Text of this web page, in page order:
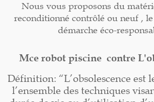
Nous vous proposons du
reconditionné contrôlé ou neuf ,
démarche éco-
Mce robot piscine contre
Définition: “L’obsolescence est
l’ensemble des techniques